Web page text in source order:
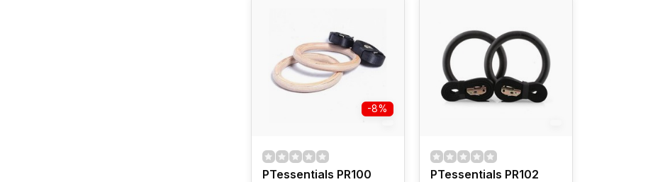
-8%
PTessentials PR100
PTessentials PR102